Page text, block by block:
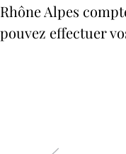
Rhône Alpes
pouvez effectuer